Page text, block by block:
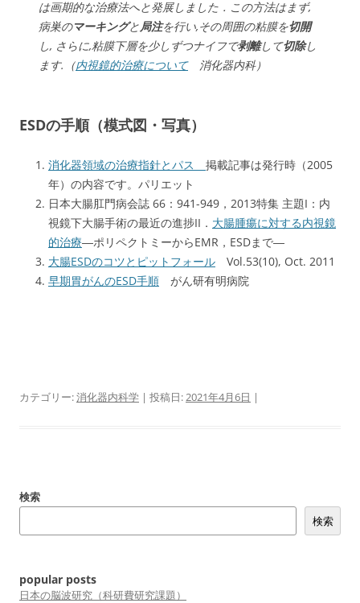
は画期的な治療法へと発展しました．この方法はまず,
病巣のマーキングと局注を行い,その周囲の粘膜を切開
し, さらに,粘膜下層を少しずつナイフで剥離して切除し
ます.（内視鏡的治療について消化器内科）
ESDの手順（模式図・写真）
消化器領域の治療指針とパス 掲載記事は発行時（2005
年）の内容です。パリエット
日本大腸肛門病会誌 66：941-949，2013特集 主題I：内
視鏡下大腸手術の最近の進捗II． 大腸腫瘍に対する内視鏡
的治療―ポリペクトミーからEMR，ESDまで―
大腸ESDのコツとピットフォール Vol.53(10), Oct. 2011
早期胃がんのESD手順 がん研有明病院
カテゴリー:消化器内科学 | 投稿日:2021年4月6日 |
検索
検索
popular posts
日本の脳波研究（科研費研究課題）